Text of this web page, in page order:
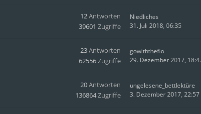
12Antworten
39601 Zugriffe
Niedliches
31. Juli 2018, 06:35
23Antworten
62556Zugriffe
gowiththeflo
29. Dezember 2017,
20Antworten
136864Zugriffe
ungelesene_bettlektüre
3. Dezember 2017, 22:57